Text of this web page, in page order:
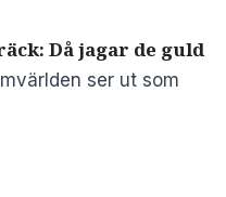
Då jagar de guld
ser ut som